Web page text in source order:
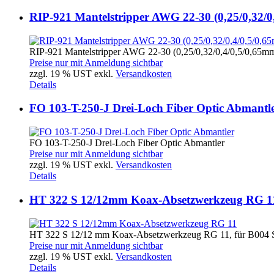
RIP-921 Mantelstripper AWG 22-30 (0,25/0,32/
RIP-921 Mantelstripper AWG 22-30 (0,25/0,32/0,4/0,5/
Preise nur mit Anmeldung sichtbar
zzgl. 19 % UST exkl. Versandkosten
Details
FO 103-T-250-J Drei-Loch Fiber Optic
FO 103-T-250-J Drei-Loch Fiber Optic Abmantler
Preise nur mit Anmeldung sichtbar
zzgl. 19 % UST exkl. Versandkosten
Details
HT 322 S 12/12mm Koax-Absetzwerkzeug RG
HT 322 S 12/12 mm Koax-Absetzwerkzeug RG 11, für B004
Preise nur mit Anmeldung sichtbar
zzgl. 19 % UST exkl. Versandkosten
Details